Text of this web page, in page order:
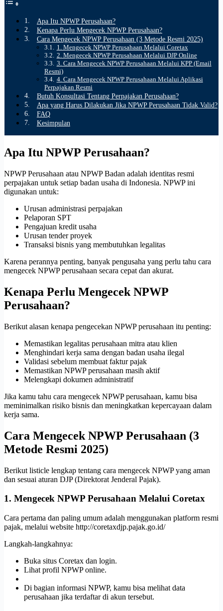
Apa Itu NPWP Perusahaan?
Kenapa Perlu Mengecek NPWP Perusahaan?
Cara Mengecek NPWP Perusahaan (3 Metode Resmi 2025)
1. Mengecek NPWP Perusahaan Melalui Coretax
2. Mengecek NPWP Perusahaan Melalui DJP Online
3. Cara Mengecek NPWP Perusahaan Melalui KPP (Email
Resmi)
4. Cara Mengecek NPWP Perusahaan Melalui Aplikasi
Perpajakan Resmi
Butuh Konsultasi Tentang Perpajakan Perusahaan?
Apa yang Harus Dilakukan Jika NPWP Perusahaan Tidak Valid?
FAQ
Kesimpulan
Apa Itu NPWP Perusahaan?
NPWP Perusahaan atau NPWP Badan adalah identitas resmi
perpajakan untuk setiap badan usaha di Indonesia. NPWP ini
digunakan untuk:
Urusan administrasi perpajakan
Pelaporan SPT
Pengajuan kredit usaha
Urusan tender proyek
Transaksi bisnis yang membutuhkan legalitas
Karena perannya penting, banyak pengusaha yang perlu tahu cara
mengecek NPWP perusahaan secara cepat dan akurat.
Kenapa Perlu Mengecek NPWP
Perusahaan?
Berikut alasan kenapa pengecekan NPWP perusahaan itu penting:
Memastikan legalitas perusahaan mitra atau klien
Menghindari kerja sama dengan badan usaha ilegal
Validasi sebelum membuat faktur pajak
Memastikan NPWP perusahaan masih aktif
Melengkapi dokumen administratif
Jika kamu tahu cara mengecek NPWP perusahaan, kamu bisa
meminimalkan risiko bisnis dan meningkatkan kepercayaan dalam
kerja sama.
Cara Mengecek NPWP Perusahaan (3
Metode Resmi 2025)
Berikut listicle lengkap tentang cara mengecek NPWP yang aman
dan sesuai aturan DJP (Direktorat Jenderal Pajak).
1. Mengecek NPWP Perusahaan Melalui Coretax
Cara pertama dan paling umum adalah menggunakan platform resmi
pajak, melalui website http://coretaxdjp.pajak.go.id/
Langkah-langkahnya:
Buka situs Coretax dan login.
Lihat profil NPWP online.
Di bagian informasi NPWP, kamu bisa melihat data
perusahaan jika terdaftar di akun tersebut.